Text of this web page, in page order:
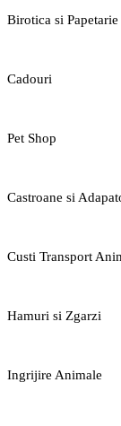
Birotica si Papetarie
Cadouri
Pet Shop
Castroane si
Custi Transport
Hamuri si Zgarzi
Ingrijire Animale